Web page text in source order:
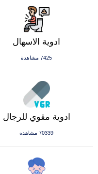
ادوية الاسهال
7425 مشاهدة
ادوية مقوي للرجال
70339 مشاهدة